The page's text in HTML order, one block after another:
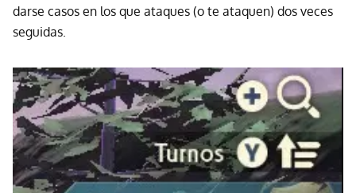
darse casos en los que ataques (o te ataquen) dos veces
seguidas.